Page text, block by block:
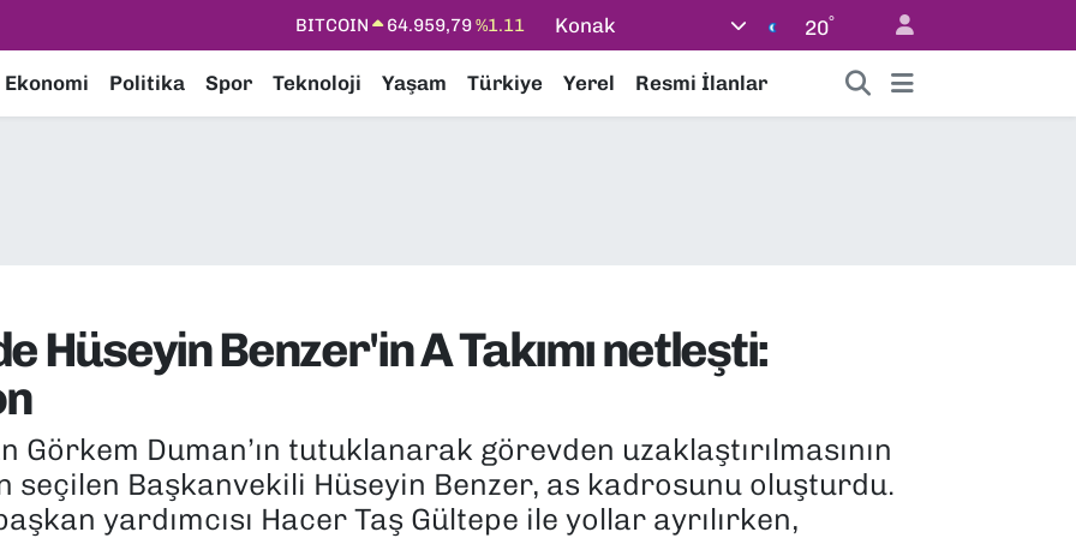
DOLAR 47,7436%0.18
STERLİN
64,4811%0.38
Konak 20°
Ekonomi Politika Spor Teknoloji Yaşam Türkiye Yerel Resmi İlanlar
Hüseyin Benzer'in A Takımı netleşti:
Görkem Duman’ın tutuklanarak görevden uzaklaştırılmasının
seçilen Başkanvekili Hüseyin Benzer, as kadrosunu oluşturdu.
yardımcısı Hacer Taş Gültepe ile yollar ayrılırken,